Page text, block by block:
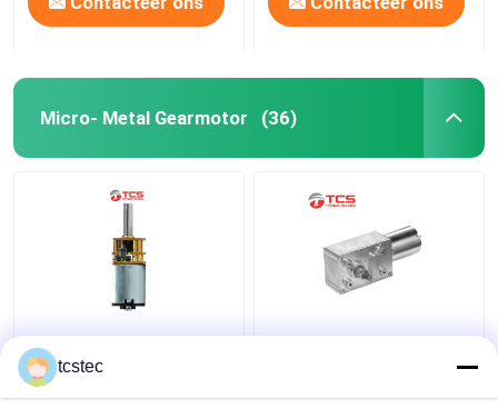
Micro- Metal Gearmotor (36)
Toy Smart Home Micro
Metal-Toestelmotor
0.07A gelijkstroom
De verticale
tcstec